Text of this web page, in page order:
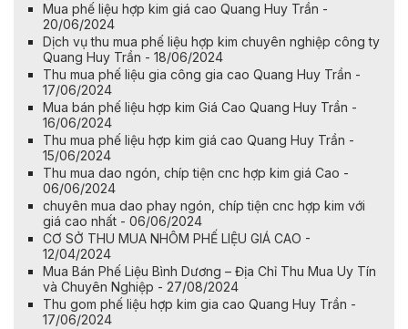
Mua phế liệu hợp kim giá cao Quang Huy Trần -
20/06/2024
Dịch vụ thu mua phế liệu hợp kim chuyên nghiệp công ty
Quang Huy Trần - 18/06/2024
Thu mua phế liệu gia công gia cao Quang Huy Trần -
17/06/2024
Mua bán phế liệu hợp kim Giá Cao Quang Huy Trần -
16/06/2024
Thu mua phế liệu hợp kim giá cao Quang Huy Trần -
15/06/2024
Thu mua dao ngón, chíp tiện cnc hợp kim giá Cao -
06/06/2024
chuyên mua dao phay ngón, chíp tiện cnc hợp kim với
giá cao nhất - 06/06/2024
CƠ SỞ THU MUA NHÔM PHẾ LIỆU GIÁ CAO -
12/04/2024
Mua Bán Phế Liệu Bình Dương – Địa Chỉ Thu Mua Uy Tín
và Chuyên Nghiệp - 27/08/2024
Thu gom phế liệu hợp kim gia cao Quang Huy Trần -
17/06/2024